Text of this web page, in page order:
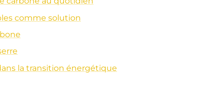
comme solution
la transition énergétique